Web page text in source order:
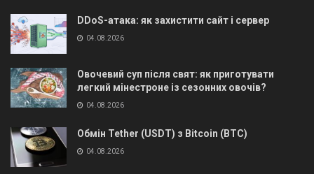
DDoS-атака: як захистити сайт і сервер
04.08.2026
Овочевий суп після свят: як приготувати
легкий мінестроне із сезонних овочів?
04.08.2026
Обмін Tether (USDT) з Bitcoin (BTC)
04.08.2026